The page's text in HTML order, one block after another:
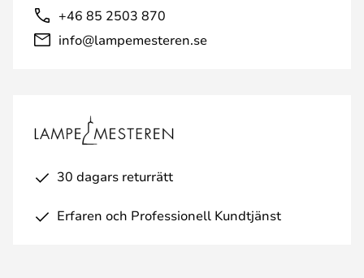
+46 85 2503 870
info@lampemesteren.se
30 dagars returrätt
Erfaren och Professionell Kundtjänst